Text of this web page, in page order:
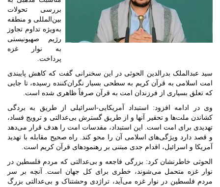
بررسی تحولات
بین‌المللی و منطقه
به‌ویژه تداوم تجاوز
رژیم صهیونیستی
به نوار غزه
پرداخت.
سید عبدالملک بدرالدین الحوثی در این سخنرانی گفت که کاهش پایبندی
امت اسلامی به قرآن کریم به سطحی بسیار نگران‌کننده رسیده، تا جایی
که تعلق بسیاری از فرزندان امت به قرآن صرفاً ظاهری شده است.
وی در ادامه افزود: استبداد آمریکایی-اسرائیلی از طریق به بردگی
کشاندن ملت‌ها و تحقیر آنها و از طریق گسترش بی‌عدالتی و ترویج فساد،
تهدیدی برای امت است. این استبداد، مقدسات امت را هدف قرار می‌دهد
و قصد دارد ویژگی‌های اسلامی آن را محو کند. راه صحیح مقابله با تهدید
آمریکا و اسرائیل، اقدام جدی مبتنی بر رهنمودهای قرآن کریم است.
الحوثی خاطرنشان کرد: بزرگی فاجعه و بی‌عدالتی که مردم فلسطین در
نوار غزه متحمل می‌شوند، خطری برای کل جهان است. آنچه بر سر
مردم فلسطین در نوار غزه می‌آید، تراژدی وحشتناک و بی‌عدالتی بزرگ